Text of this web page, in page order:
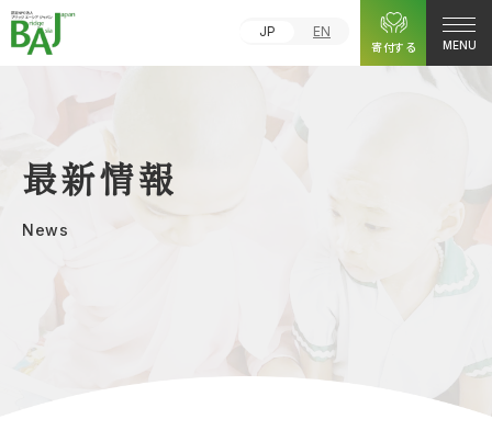
JP
EN
寄付する
MENU
最新情報
News